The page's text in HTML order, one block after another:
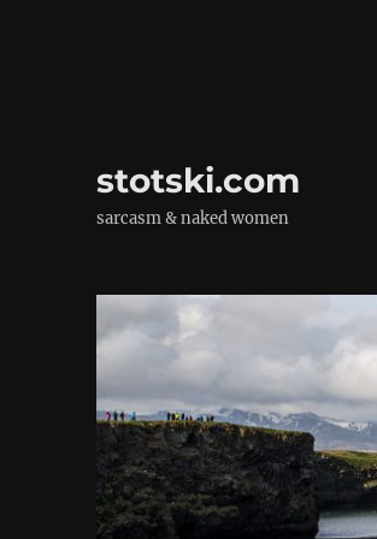
stotski.com
sarcasm & naked women